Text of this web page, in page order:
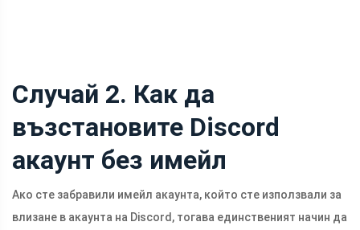
Случай 2. Как да
възстановите Discord
акаунт без имейл
Ако сте забравили имейл акаунта, който сте използвали за
влизане в акаунта на Discord, тогава единственият начин да